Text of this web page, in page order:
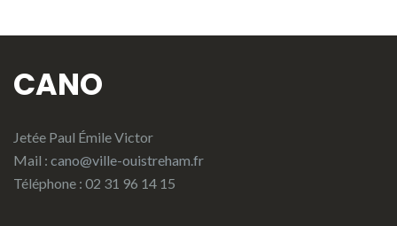
CANO
Jetée Paul Émile Victor
Mail : cano@ville-ouistreham.fr
Téléphone : 02 31 96 14 15